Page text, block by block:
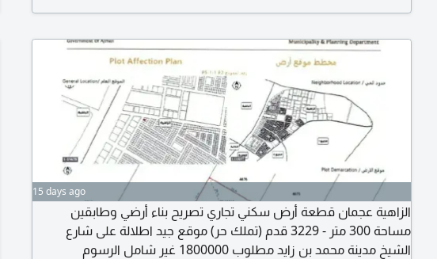
15 days ago
الزاهية عجمان قطعة أرض سكني تجاري تصريح بناء أرضي وطابقين
مساحة 300 متر - 3229 قدم (تملك حر) موقع جيد اطلالة على شارع
الشيخ مدينة محمد بن زايد مطلوب 1800000 غير شامل الرسوم